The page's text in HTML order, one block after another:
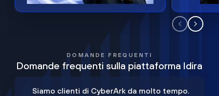
DOMANDE FREQUENTI
Domande frequenti sulla piattaforma Idira
Siamo clienti di CyberArk da molto tempo.